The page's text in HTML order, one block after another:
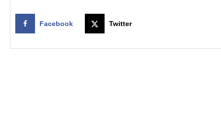
Facebook Twitter